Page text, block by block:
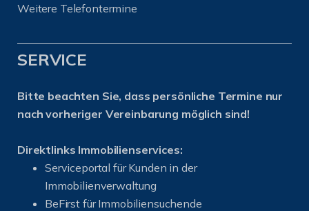
Weitere Telefontermine
SERVICE
Bitte beachten Sie, dass persönliche Termine nur
nach vorheriger Vereinbarung möglich sind!
Direktlinks Immobilienservices:
Serviceportal für Kunden in der
Immobilienverwaltung
BeFirst für Immobiliensuchende